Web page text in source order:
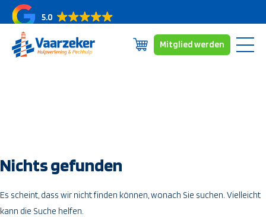
5.0
Mitglied werden
Nichts gefunden
Es scheint, dass wir nicht finden können, wonach Sie suchen. Vielleicht
kann die Suche helfen.